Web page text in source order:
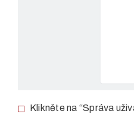
Klikněte na “Správa